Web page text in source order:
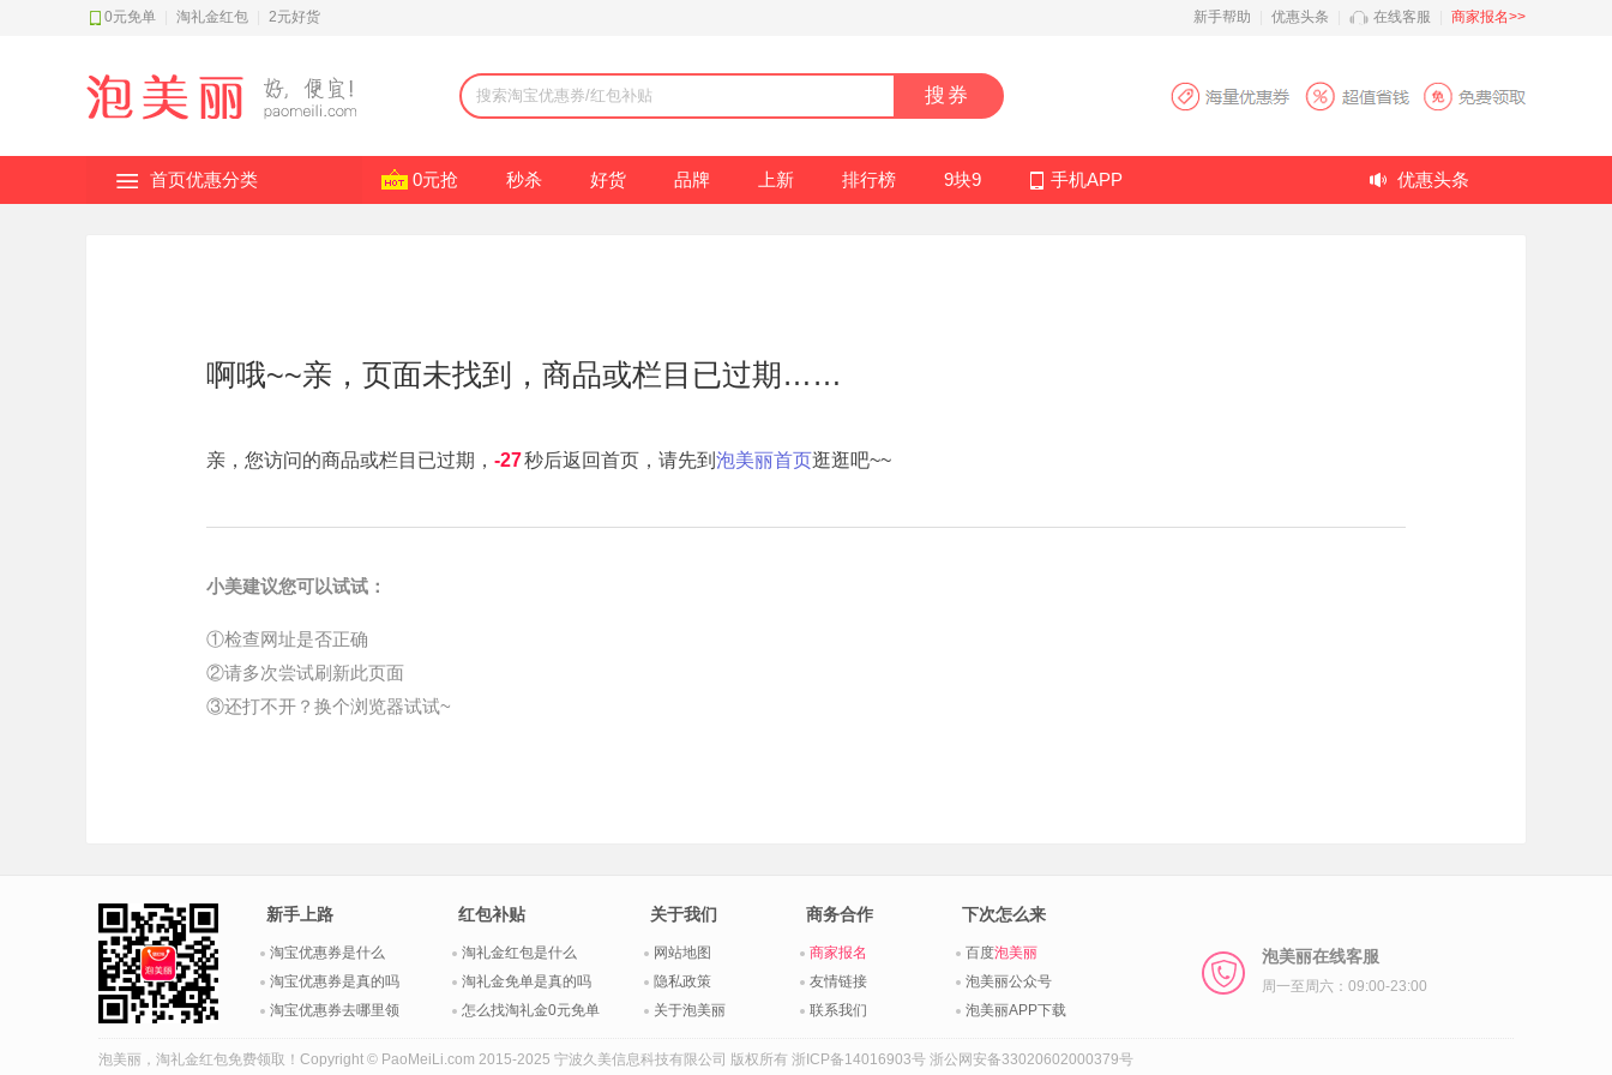
0元免单 淘礼金红包 2元好货 新手帮助 优惠头条 在线客服 商家报名>>
搜券
首页优惠分类 0元抢 秒杀 好货 品牌 上新 排行榜 9块9 手机APP 优惠头条
啊哦~~亲，页面未找到，商品或栏目已过期……
亲，您访问的商品或栏目已过期， -28秒后返回首页，请先到 泡美丽首页逛逛吧~~
小美建议您可以试试：
①检查网址是否正确
②请多次尝试刷新此页面
③还打不开？换个浏览器试试~
新手上路
淘宝优惠券是什么
淘宝优惠券是真的吗
淘宝优惠券去哪里领
红包补贴
淘礼金红包是什么
淘礼金免单是真的吗
怎么找淘礼金0元免单
关于我们
网站地图
隐私政策
关于泡美丽
商务合作
商家报名
友情链接
联系我们
下次怎么来
百度泡美丽
泡美丽公众号
泡美丽APP下载
泡美丽在线客服
周一至周六：09:00-23:00
泡美丽， 淘礼金红包免费领取！Copyright © PaoMeiLi.com 2015-2025 宁波久美信息科技有限公司 版权所有 浙ICP备14016903号 浙公网安备33020602000379号